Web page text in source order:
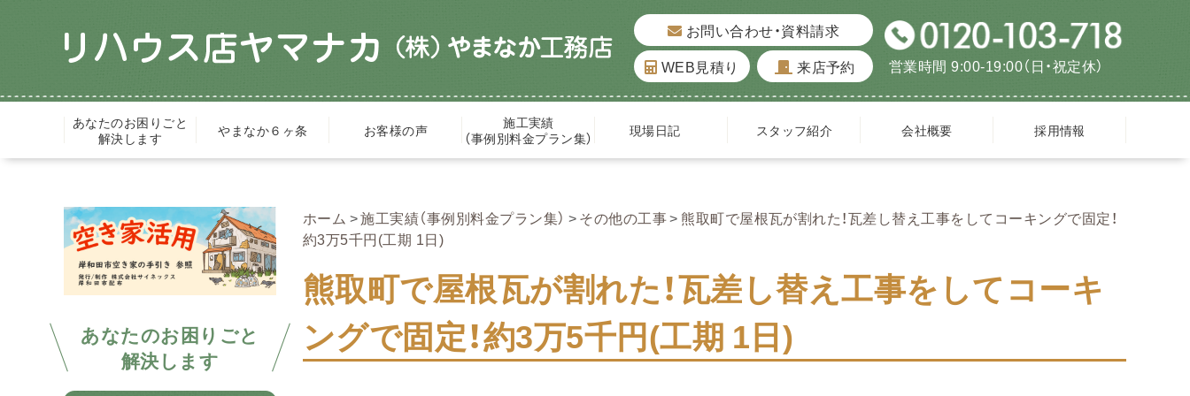
お問い合わせ・資料請求
WEB見積り
来店予約 営業時間 9:00-19:00（日・祝定休）
あなたのお困りごと
解決します
やまなか６ヶ条 お客様の声
施工実績
（事例別料金プラン集）
現場日記 スタッフ紹介 会社概要 採用情報
あなたのお困りごと
解決します
ホーム 施工実績（事例別料金プラン集） その他の工事
熊取町で屋根瓦が割れた！瓦差し替え工事をしてコーキングで固定！
約3万5千円(工期 1日)
熊取町で屋根瓦が割れた！瓦差し替え工事をしてコーキ
ングで固定！約3万5千円(工期 1日)